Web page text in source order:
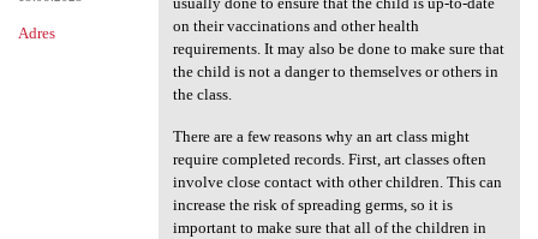
Adres
on their vaccinations and other health
requirements. It may also be done to make sure that
the child is not a danger to themselves or others in
the class.
There are a few reasons why an art class might
require completed records. First, art classes often
involve close contact with other children. This can
increase the risk of spreading germs, so it is
important to make sure that all of the children in